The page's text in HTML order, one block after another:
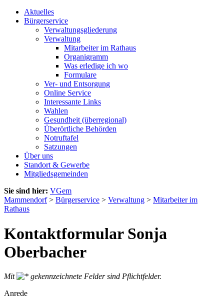
Aktuelles
Bürgerservice
Verwaltungsgliederung
Verwaltung
Mitarbeiter im Rathaus
Organigramm
Was erledige ich wo
Formulare
Ver- und Entsorgung
Online Service
Interessante Links
Wahlen
Gesundheit (überregional)
Überörtliche Behörden
Notruftafel
Satzungen
Über uns
Standort & Gewerbe
Mitgliedsgemeinden
Sie sind hier: VGem
Mammendorf> Bürgerservice > Verwaltung > Mitarbeiter im
Rathaus
Kontaktformular Sonja
Oberbacher
Mit
gekennzeichnete Felder sind Pflichtfelder.
Anrede